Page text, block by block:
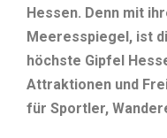
Hessen. Denn mit
Meeresspiegel, ist
höchste Gipfel
Attraktionen und
für Sportler,